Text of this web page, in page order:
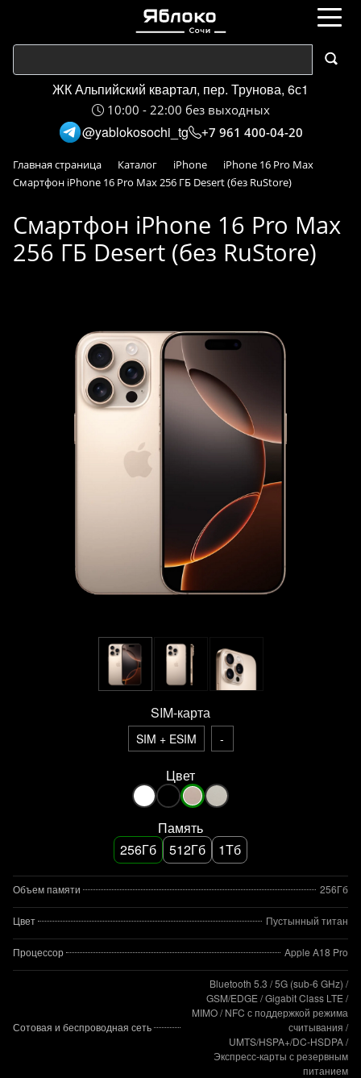
ЖК Альпийский квартал, пер. Трунова, 6с1
10:00 - 22:00 без выходных
@yablokosochi_tg +7 961 400-04-20
Главная страница Каталог iPhone
iPhone 16 Pro Max
Смартфон iPhone 16 Pro Max 256 ГБ Desert (без RuStore)
Смартфон iPhone 16 Pro Max
256 ГБ Desert (без RuStore)
SIM-карта
SIM + ESIM -
Цвет
Память
256Гб
512Гб 1Тб
Объем памяти 256Гб
Цвет Пустынный титан
Процессор Apple A18 Pro
Сотовая и беспроводная сеть
Bluetooth 5.3 / 5G (sub‑6 GHz) /
GSM/EDGE / Gigabit Class LTE /
MIMO / NFC с поддержкой режима
считывания /
UMTS/HSPA+/DC‑HSDPA /
Экспресс‑карты с резервным
питанием